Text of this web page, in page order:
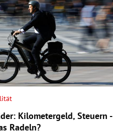
Kilometergeld, Steuern -
Radeln?